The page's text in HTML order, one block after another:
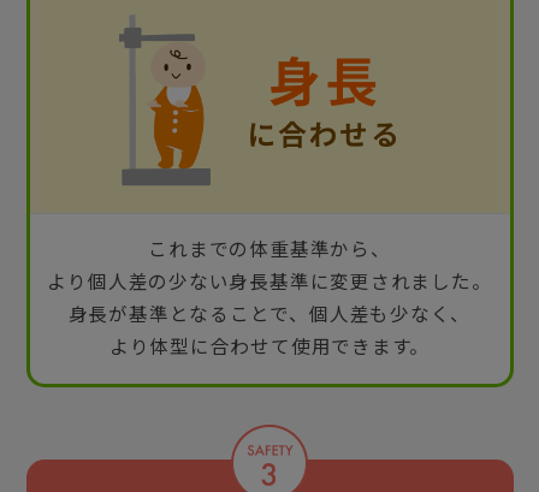
これまでの体重基準から、
より個人差の少ない身長基準に変更されました。
身長が基準となることで、個人差も少なく、
より体型に合わせて使用できます。